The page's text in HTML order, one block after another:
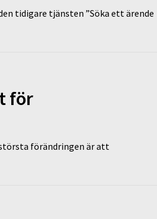
tidigare tjänsten ”Söka ett ärende
för
förändringen är att